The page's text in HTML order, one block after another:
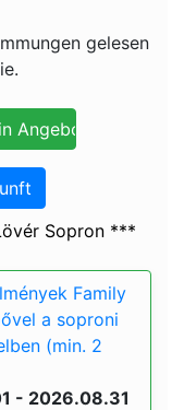
gelesen
Sopron ***
Family
a soproni
(min. 2
- 2026.08.31